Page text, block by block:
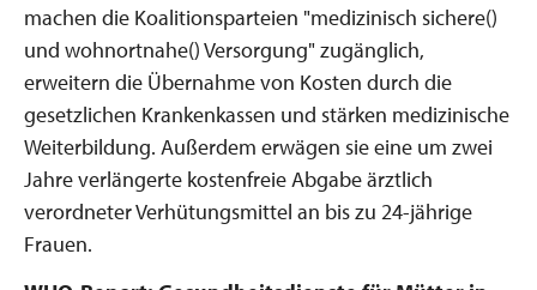
machen die Koalitionsparteien "medizinisch sichere()
und wohnortnahe() Versorgung" zugänglich,
erweitern die Übernahme von Kosten durch die
gesetzlichen Krankenkassen und stärken medizinische
Weiterbildung. Außerdem erwägen sie eine um zwei
Jahre verlängerte kostenfreie Abgabe ärztlich
verordneter Verhütungsmittel an bis zu 24-jährige
Frauen.